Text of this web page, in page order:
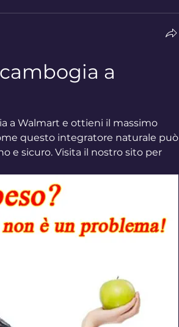
a
a Walmart e ottieni il massimo
questo integratore naturale può
e sicuro. Visita il nostro sito per